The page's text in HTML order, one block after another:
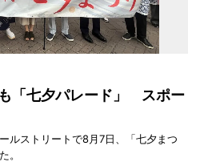
「七夕パレード」 スポー
ルストリートで8月7日、「七夕まつ
。